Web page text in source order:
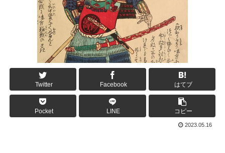
Twitter Facebook はてブ
Pocket LINE コピー
2023.05.16